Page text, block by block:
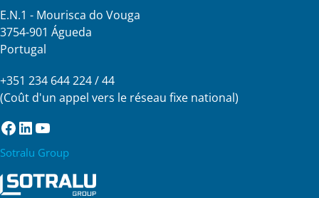
E.N.1 - Mourisca do Vouga
3754-901 Águeda
Portugal
+351 234 644 224 / 44
(Coût d'un appel vers le réseau fixe national)
Facebook
LinkedIn
YouTube
Sotralu Group